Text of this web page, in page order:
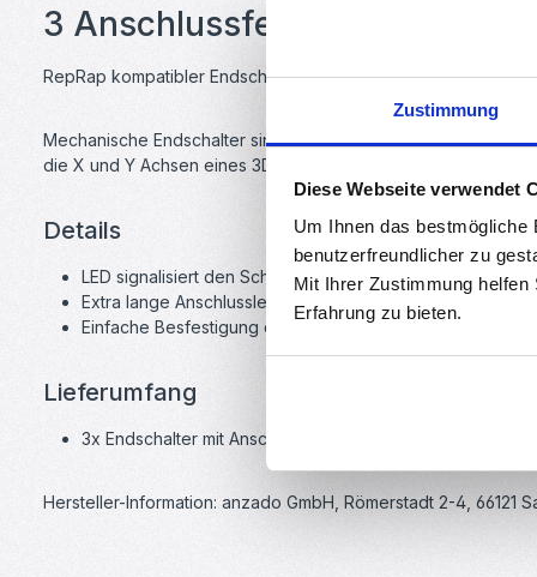
Zustimmung
Diese Webseite verwendet
Um Ihnen das
benutzerfreundlicher zu
Mit Ihrer Zustimmung
Erfahrung zu bieten.
3 Anschlussfertige Endschalter
RepRap kompatibler Endschalter mit Anschlussleitung.
Mechanische Endschalter sind günstiger und einfacher zu
die X und Y Achsen eines 3D-Druckers. Der einzige
Details
LED signalisiert den Schaltzustand
Extra lange Anschlussleitung
Einfache Besfestigung durch Bohrungen
Lieferumfang
3x Endschalter mit Anschlussleitung
Hersteller-Information: anzado GmbH, Römerstadt 2-4,